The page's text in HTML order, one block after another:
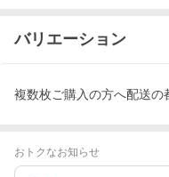
バリエーション
複数枚ご購入の方へ配送の
おトクなお知らせ